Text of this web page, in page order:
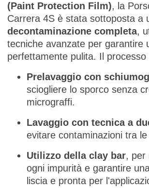
(Paint Protection Film), la
Carrera 4S è stata sottoposta a
decontaminazione completa,
tecniche avanzate per garantire
perfettamente pulita. Il processo
Prelavaggio con
sciogliere lo sporco senza
micrograffi.
Lavaggio con tecnica a
evitare contaminazioni tra
Utilizzo della clay bar, per
ogni impurità e garantire
liscia e pronta per